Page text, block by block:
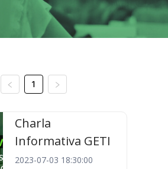
1
Charla
Informativa GETI
2023-07-03 18:30:00